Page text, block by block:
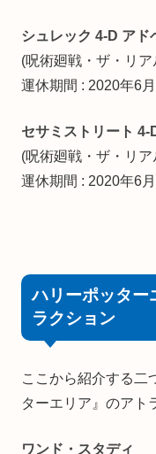
シュレック 4-D アド
(呪術廻戦・ザ・リ
運休期間 : 2020年6
セサミストリート 4-
(呪術廻戦・ザ・リ
運休期間 : 2020年6
ハリーポッター
ラクション
ここから紹介する二
ターエリア』のアト
ワンド・スタディ